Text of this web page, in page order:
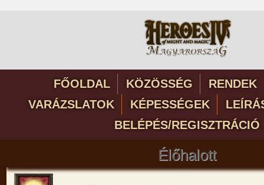
FŐOLDAL KÖZÖSSÉG
RENDEK
VARÁZSLATOK
KÉPESSÉGEK
BELÉPÉS/REGISZTRÁCIÓ
Élőhalott